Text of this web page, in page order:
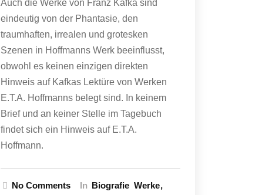
Auch die Werke von Franz Kafka sind
eindeutig von der Phantasie, den
traumhaften, irrealen und grotesken
Szenen in Hoffmanns Werk beeinflusst,
obwohl es keinen einzigen direkten
Hinweis auf Kafkas Lektüre von Werken
E.T.A. Hoffmanns belegt sind. In keinem
Brief und an keiner Stelle im Tagebuch
findet sich ein Hinweis auf E.T.A.
Hoffmann.
No Comments In Biografie Werke